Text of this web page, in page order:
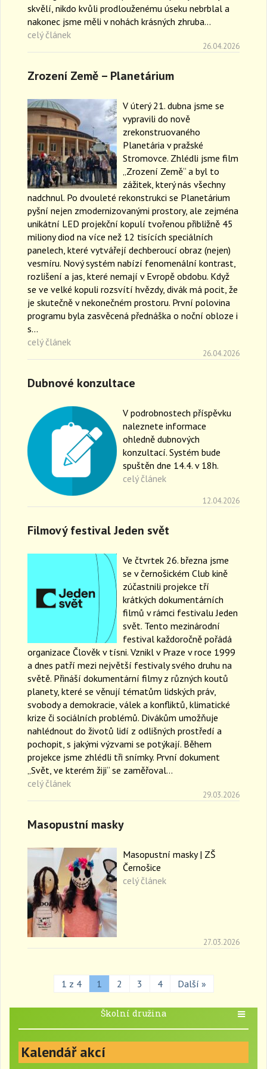
skvělí, nikdo kvůli prodlouženému úseku nebrblal a
nakonec jsme měli v nohách krásných zhruba…
celý článek
26.04.2026
Zrození Země – Planetárium
V úterý 21. dubna jsme se
vypravili do nově
zrekonstruovaného
Planetária v pražské
Stromovce. Zhlédli jsme film
„Zrození Země“ a byl to
zážitek, který nás všechny
nadchnul. Po dvouleté rekonstrukci se Planetárium
pyšní nejen zmodernizovanými prostory, ale zejména
unikátní LED projekční kopulí tvořenou přibližně 45
miliony diod na více než 12 tisících speciálních
panelech, které vytvářejí dechberoucí obraz (nejen)
vesmíru. Nový systém nabízí fenomenální kontrast,
rozlišení a jas, které nemají v Evropě obdobu. Když
se ve velké kopuli rozsvítí hvězdy, divák má pocit, že
je skutečně v nekonečném prostoru. První polovina
programu byla zasvěcená přednáška o noční obloze i
s…
celý článek
26.04.2026
Dubnové konzultace
V podrobnostech příspěvku
naleznete informace
ohledně dubnových
konzultací. Systém bude
spuštěn dne 14.4. v 18h.
celý článek
12.04.2026
Filmový festival Jeden svět
Ve čtvrtek 26. března jsme
se v černošickém Club kině
zúčastnili projekce tří
krátkých dokumentárních
filmů v rámci festivalu Jeden
svět. Tento mezinárodní
festival každoročně pořádá
organizace Člověk v tísni. Vznikl v Praze v roce 1999
a dnes patří mezi největší festivaly svého druhu na
světě. Přináší dokumentární filmy z různých koutů
planety, které se věnují tématům lidských práv,
svobody a demokracie, válek a konfliktů, klimatické
krize či sociálních problémů. Divákům umožňuje
nahlédnout do životů lidí z odlišných prostředí a
pochopit, s jakými výzvami se potýkají. Během
projekce jsme zhlédli tři snímky. První dokument
„Svět, ve kterém žiji“ se zaměřoval…
celý článek
29.03.2026
Masopustní masky
Masopustní masky | ZŠ
Černošice
celý článek
27.03.2026
1 z 4 1 2 3 4 Další »
Školní družina
T
l
Kalendář akcí